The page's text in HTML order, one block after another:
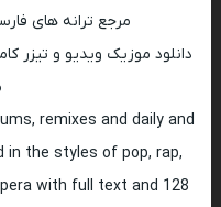
مرجع ترانه های
دانلود موزیک ویدیو و تیزر
remixes and daily and
in the styles of pop, rap,
with full text and 128